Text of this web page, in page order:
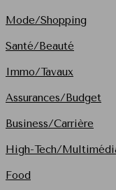
Mode/Shopping
Santé/Beauté
Immo/Tavaux
Assurances/Budget
Business/Carrière
High-Tech/
Food